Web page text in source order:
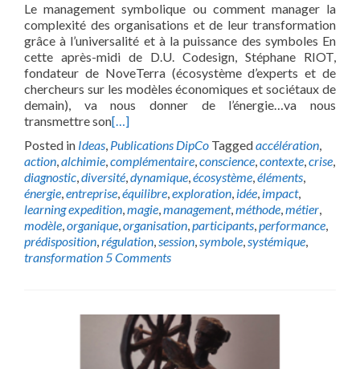
Le management symbolique ou comment manager la
complexité des organisations et de leur transformation
grâce à l’universalité et à la puissance des symboles En
cette après-midi de D.U. Codesign, Stéphane RIOT,
fondateur de NoveTerra (écosystème d’experts et de
chercheurs sur les modèles économiques et sociétaux de
demain), va nous donner de l’énergie…va nous
transmettre son[…]
Posted in Ideas, Publications DipCo Taggedaccélération,
action,alchimie,complémentaire,conscience,contexte,crise,
diagnostic,diversité,dynamique,écosystème,éléments,
énergie,entreprise,équilibre,exploration, idée, impact,
learning expedition,magie,management,méthode,métier,
modèle,organique,organisation,participants,performance,
prédisposition,régulation,session,symbole,systémique,
transformation5 Comments